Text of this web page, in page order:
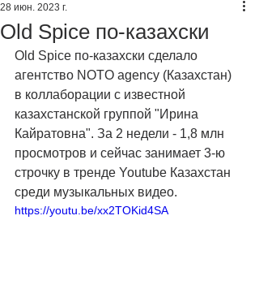
Old Spice по-казахски
28 июн. 2023 г.
Old Spice по-казахски сделало
агентство NOTO agency (Казахстан)
в коллаборации с известной
казахстанской группой "Ирина
Кайратовна". За 2 недели - 1,8 млн
просмотров и сейчас занимает 3-ю
строчку в тренде Youtube Казахстан
среди музыкальных видео.
https://youtu.be/xx2TOKid4SA